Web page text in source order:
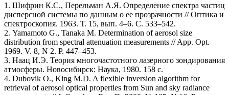
1. Шифрин К.С., Перельман А.Я. Определение спектра частиц
дисперсной системы по данным о ее прозрачности // Оптика и
спектроскопия. 1963. Т. 15, вып. 4–6. С. 533–542.
2. Yamamoto G., Tanaka M. Determination of aerosol size
distribution from spectral attenuation measurements // App. Opt.
1969. V. 8, N 2. P. 447–453.
3. Наац И.Э. Теория многочастотного лазерного зондирования
атмосферы. Новосибирск: Наука, 1980. 158 с.
4. Dubovik O., King M.D. A flexible inversion algorithm for
retrieval of aerosol optical properties from Sun and sky radiance